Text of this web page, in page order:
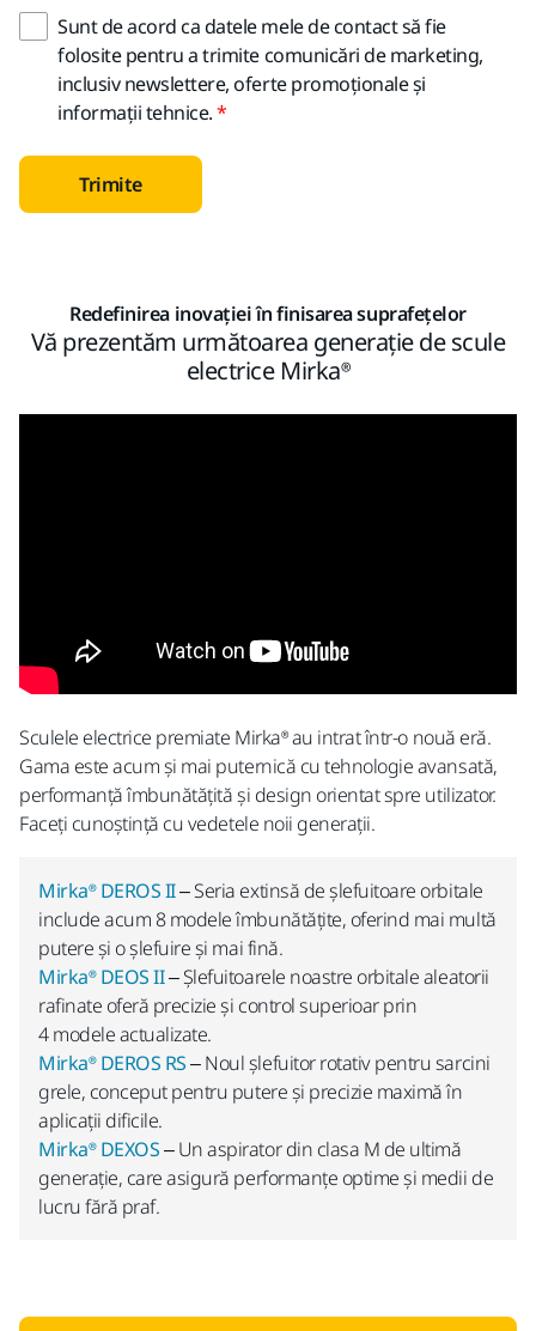
Sunt de acord ca datele mele de contact să fie
folosite pentru a trimite comunicări de marketing,
inclusiv newslettere, oferte promoționale și
informații tehnice.
Trimite
Redefinirea inovației în finisarea suprafețelor
Vă prezentăm următoarea generație de scule
electrice Mirka®
Sculele electrice premiate Mirka® au intrat într-o nouă eră.
Gama este acum și mai puternică cu tehnologie avansată,
performanță îmbunătățită și design orientat spre utilizator.
Faceți cunoștință cu vedetele noii generații.
Mirka® DEROS II– Seria extinsă de șlefuitoare orbitale
include acum 8 modele îmbunătățite, oferind mai multă
putere și o șlefuire și mai fină.
Mirka® DEOS II– Șlefuitoarele noastre orbitale aleatorii
rafinate oferă precizie și control superioar prin
4 modele actualizate.
Mirka® DEROS RS– Noul șlefuitor rotativ pentru sarcini
grele, conceput pentru putere și precizie maximă în
aplicații dificile.
Mirka® DEXOS– Un aspirator din clasa M de ultimă
generație, care asigură performanțe optime și medii de
lucru fără praf.